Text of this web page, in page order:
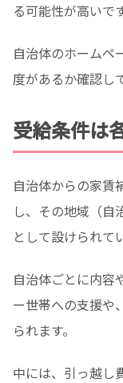
る可能性が高いです
自治体のホームペ
度があるか確認し
受給条件は
自治体からの家賃
し、その地域（自
として設けられて
自治体ごとに内容
ー世帯への支援や
られます。
中には、引っ越し